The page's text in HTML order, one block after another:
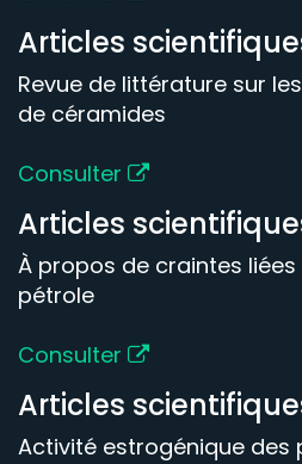
Articles
Revue de littérature sur
de céramides
Consulter
Articles
À propos de craintes
pétrole
Consulter
Articles
Activité estrogénique des